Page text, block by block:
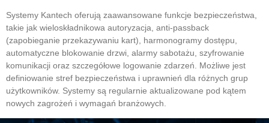
Systemy Kantech oferują zaawansowane funkcje bezpieczeństwa,
takie jak wieloskładnikowa autoryzacja, anti-passback
(zapobieganie przekazywaniu kart), harmonogramy dostępu,
automatyczne blokowanie drzwi, alarmy sabotażu, szyfrowanie
komunikacji oraz szczegółowe logowanie zdarzeń. Możliwe jest
definiowanie stref bezpieczeństwa i uprawnień dla różnych grup
użytkowników. Systemy są regularnie aktualizowane pod kątem
nowych zagrożeń i wymagań branżowych.